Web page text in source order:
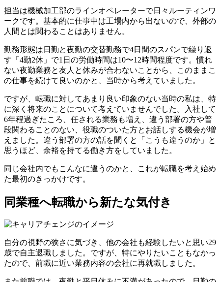
担当は機械加工部のラインオペレーターで日々 ルーティンワ
ークです。基本的に仕事中は工場内から出ないので、外部の
人間とは関わることはありません。
勤務形態は日勤と夜勤の交替勤務で4日間のスパンで繰り返
す「4勤2休」で1日の労働時間は10〜12時間程度です。慣れ
ない夜勤業務と友人と休みが合わないことから、
このままこ
の仕事を続けて良いのかと、当時から考えていました。
ですが、転職に対してあまり良い印象のない当時の私は、特
に深く将来のことについて考えていませんでした。入社して
6年程過ぎたころ、任される業務も増え、違う部署の方や普
段関わることのない、役職のついた方とお話しする機会が増
えました。違う部署の方の話を聞くと「こうも違うのか」と
思うほど、余裕を持てる働き方をしていました。
同じ会社内でもこんなに違うのかと、これが転職を考え始め
た最初のきっかけです。
同業種へ転職から新たな気付き
自分の視野の狭さに気づき、他の会社も経験したいと思い29
歳で自主退職しました。ですが、特にやりたいこともなかっ
たので、前職に近い業務内容の会社に再就職しました。